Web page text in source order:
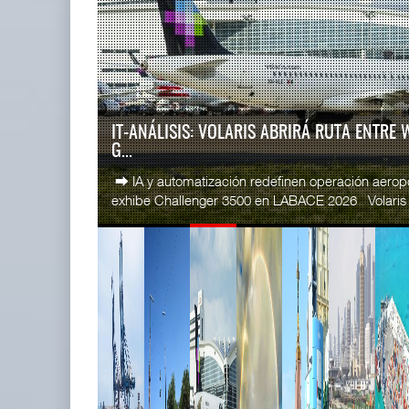
IT-ANÁLISIS: VOLARIS ABRIRÁ RUTA ENTRE
G...
⮕ IA y automatización redefinen operación
exhibe Challenger 3500 en LABACE 2026
IT-ANÁLISIS: Puerto Lázaro
Cárdenas incorpora ...
06 AGO 2026
La ATTRAPI licita red de
telecomunicaciones p ...
06 AGO 2026
READ MORE
SSA
Esperanz
06 JUL
READ MORE
CICE
...
02 JUL
READ MORE
SSA
...
29 JUN
READ MORE